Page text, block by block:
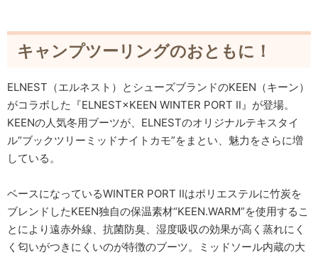
キャンプツーリングのおともに！
ELNEST（エルネスト）とシューズブランドのKEEN（キーン）
がコラボした『ELNEST×KEEN WINTER PORT Ⅱ』が登場。
KEENの人気冬用ブーツが、ELNESTのオリジナルテキスタイ
ル“ブックツリーミッドナイトカモ”をまとい、魅力をさらに増
している。
ベースになっているWINTER PORT Ⅱはポリエステルに竹炭を
ブレンドしたKEEN独自の保温素材“KEEN.WARM”を使用するこ
とにより遠赤外線、抗菌防臭、湿度吸収の効果が高く蒸れにく
く匂いがつきにくいのが特徴のブーツ。ミッドソール内蔵の大